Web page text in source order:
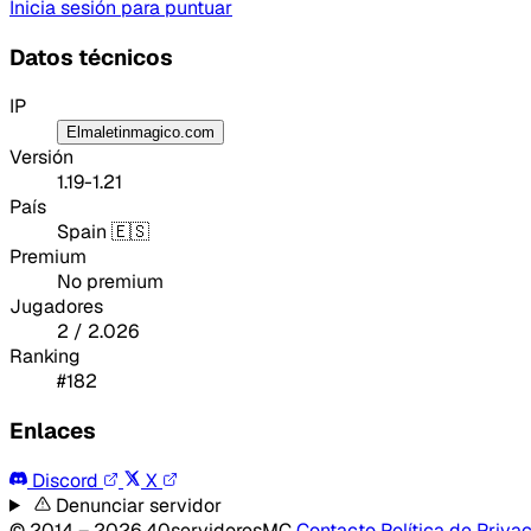
Inicia sesión para puntuar
Datos técnicos
IP
Elmaletinmagico.com
Versión
1.19-1.21
País
Spain 🇪🇸
Premium
No premium
Jugadores
2 / 2.026
Ranking
#182
Enlaces
Discord
X
Denunciar servidor